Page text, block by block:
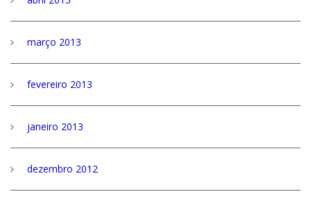
março 2013
fevereiro 2013
janeiro 2013
dezembro 2012